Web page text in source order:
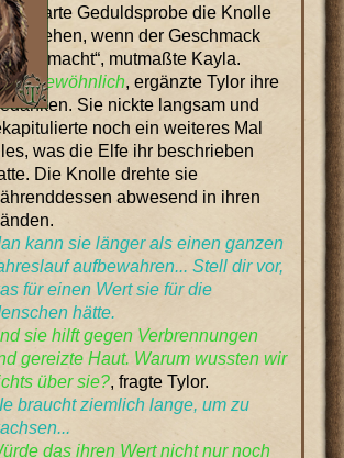
harte Geduldsprobe die Knolle
wenn der Geschmack
macht“, mutmaßte Kayla.
, ergänzte Tylor ihre
Sie nickte langsam und
noch ein weiteres Mal
was die Elfe ihr beschrieben
Die Knolle drehte sie
abwesend in ihren
kann sie länger als einen ganzen
aufbewahren... Stell dir vor,
für einen Wert sie für die
hätte.
sie hilft gegen Verbrennungen
gereizte Haut. Warum wussten wir
über sie?, fragte Tylor.
braucht ziemlich lange, um zu
das ihren Wert nicht nur noch